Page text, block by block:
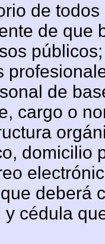
de
de que
de
cargo o
domicilio
deberá
cédula